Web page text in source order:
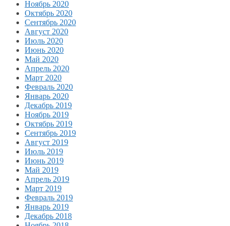
Ноябрь 2020
Октябрь 2020
Сентябрь 2020
Август 2020
Июль 2020
Июнь 2020
Май 2020
Апрель 2020
Март 2020
Февраль 2020
Январь 2020
Декабрь 2019
Ноябрь 2019
Октябрь 2019
Сентябрь 2019
Август 2019
Июль 2019
Июнь 2019
Май 2019
Апрель 2019
Март 2019
Февраль 2019
Январь 2019
Декабрь 2018